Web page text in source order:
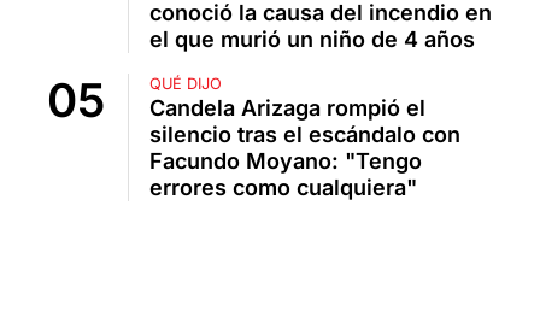
conoció la causa del incendio en
el que murió un niño de 4 años
QUÉ DIJO
Candela Arizaga rompió el
silencio tras el escándalo con
Facundo Moyano: "Tengo
errores como cualquiera"